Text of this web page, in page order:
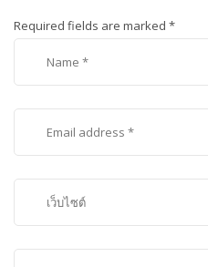
Required fields are marked *